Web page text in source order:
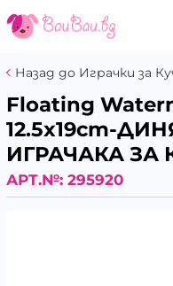
Назад до Играчки за
Floating
12.5x19cm-
ИГРАЧАКА ЗА
АРТ.№: 295920